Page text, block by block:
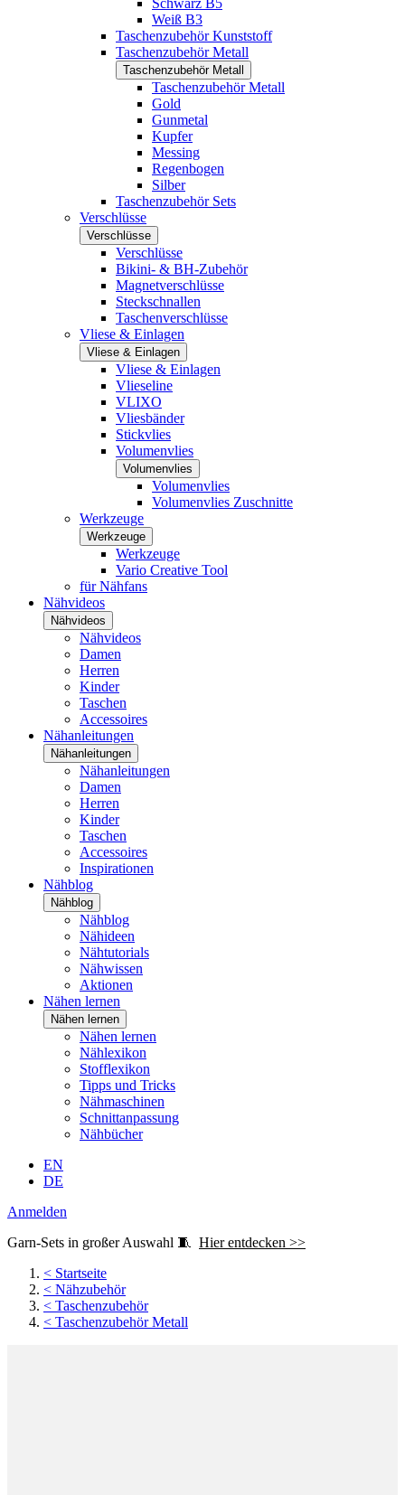
Schwarz B5
Weiß B3
Taschenzubehör Kunststoff
Taschenzubehör Metall
Taschenzubehör Metall
Taschenzubehör Metall
Gold
Gunmetal
Kupfer
Messing
Regenbogen
Silber
Taschenzubehör Sets
Verschlüsse
Verschlüsse
Verschlüsse
Bikini- & BH-Zubehör
Magnetverschlüsse
Steckschnallen
Taschenverschlüsse
Vliese & Einlagen
Vliese & Einlagen
Vliese & Einlagen
Vlieseline
VLIXO
Vliesbänder
Stickvlies
Volumenvlies
Volumenvlies
Volumenvlies
Volumenvlies Zuschnitte
Werkzeuge
Werkzeuge
Werkzeuge
Vario Creative Tool
für Nähfans
Nähvideos
Nähvideos
Nähvideos
Damen
Herren
Kinder
Taschen
Accessoires
Nähanleitungen
Nähanleitungen
Nähanleitungen
Damen
Herren
Kinder
Taschen
Accessoires
Inspirationen
Nähblog
Nähblog
Nähblog
Nähideen
Nähtutorials
Nähwissen
Aktionen
Nähen lernen
Nähen lernen
Nähen lernen
Nählexikon
Stofflexikon
Tipps und Tricks
Nähmaschinen
Schnittanpassung
Nähbücher
EN
DE
Anmelden
Garn-Sets in großer Auswahl 🧵 Hier entdecken >>
< Startseite
< Nähzubehör
< Taschenzubehör
< Taschenzubehör Metall